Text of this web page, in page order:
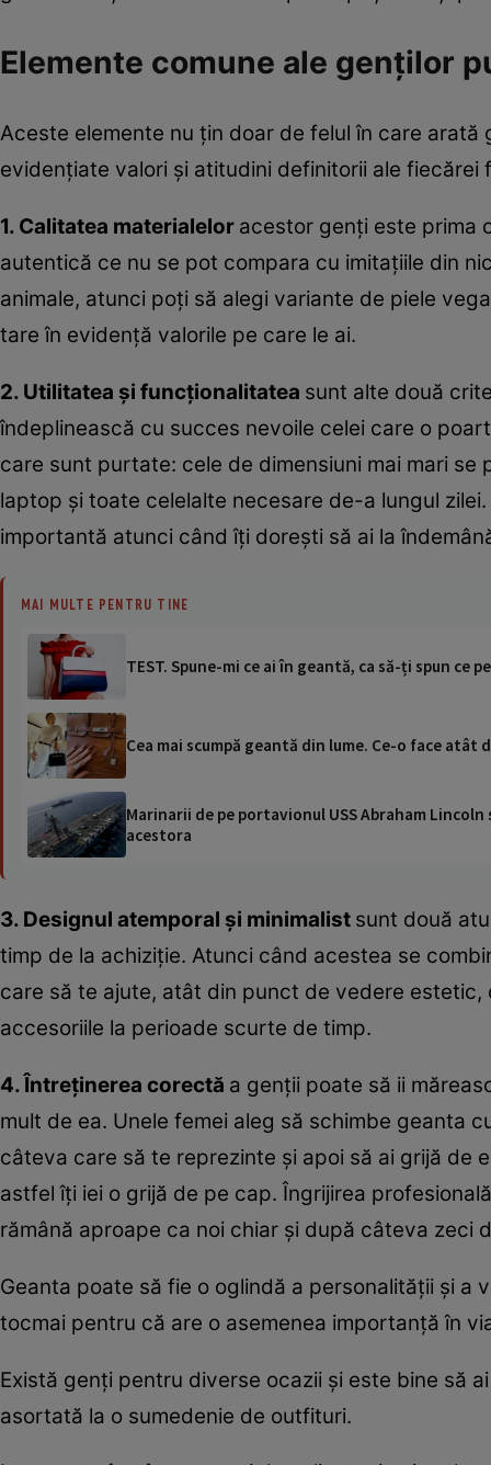
Elemente comune ale genților
Aceste elemente nu țin doar de felul în care
evidențiate valori și atitudini definitorii ale fiecărei
1. Calitatea materialelor acestor genți este prima
autentică ce nu se pot compara cu imitațiile din
animale, atunci poți să alegi variante de piele
tare în evidență valorile pe care le ai.
2. Utilitatea și funcționalitatea sunt alte două
îndeplinească cu succes nevoile celei care o
care sunt purtate: cele de dimensiuni mai mari
laptop și toate celelalte necesare de-a lungul
importantă atunci când îți dorești să ai la
MAI MULTE PENTRU TINE
TEST. Spune-mi ce ai în geantă, ca să-ți spun ce
Cea mai scumpă geantă din lume. Ce-o face atât
Marinarii de pe portavionul USS Abraham
acestora
3. Designul atemporal și minimalist sunt două
timp de la achiziție. Atunci când acestea se
care să te ajute, atât din punct de vedere
accesoriile la perioade scurte de timp.
4. Întreținerea corectă a genții poate să ii
mult de ea. Unele femei aleg să schimbe geanta
câteva care să te reprezinte și apoi să ai grijă de
astfel îți iei o grijă de pe cap. Îngrijirea
rămână aproape ca noi chiar și după câteva zeci
Geanta poate să fie o oglindă a personalității și a
tocmai pentru că are o asemenea importanță în
Există genți pentru diverse ocazii și este bine să
asortată la o sumedenie de outfituri.